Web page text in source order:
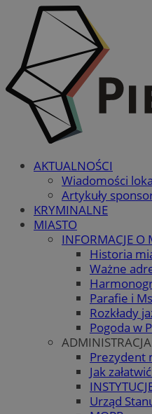
AKTUALNOŚCI
Wiadomości
Artykuły
KRYMINALNE
MIASTO
INFORMACJE O
Historia
Ważne
Parafie i
Rozkłady
Pogoda w
ADMINISTRACJA
Prezydent
Jak
Urząd